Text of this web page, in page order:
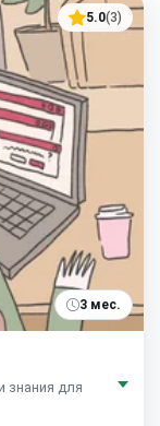
5.0(3)
3 мес.
знания для